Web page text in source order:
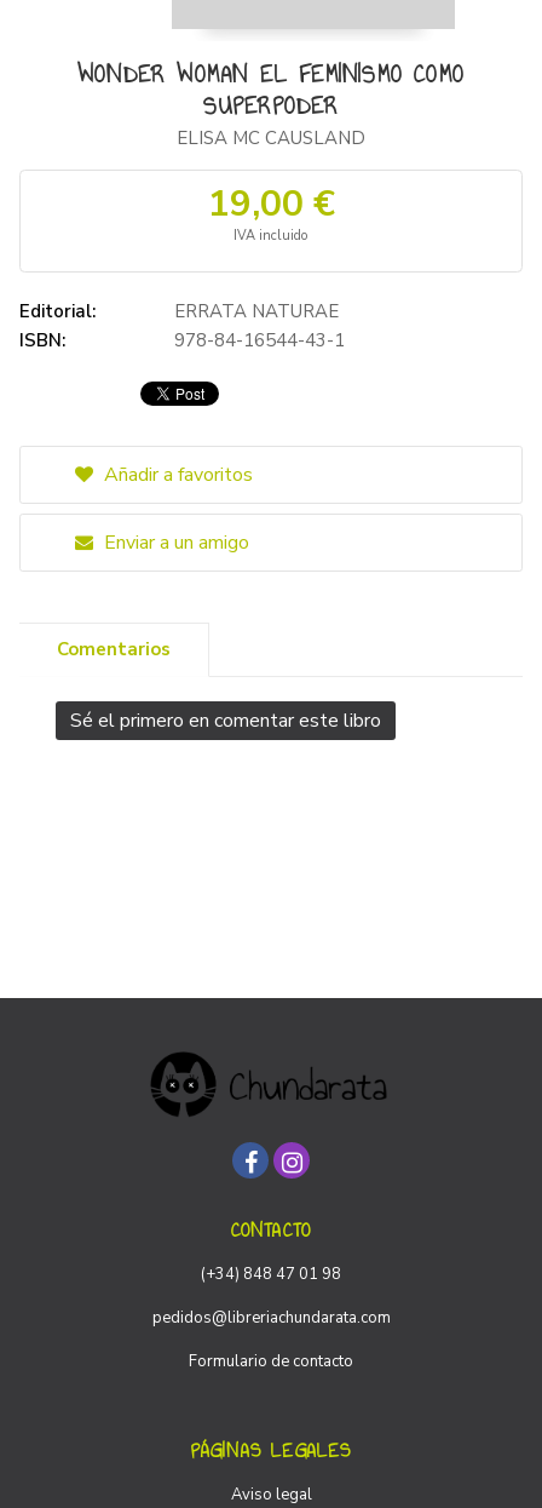
WONDER WOMAN EL FEMINISMO COMO
SUPERPODER
ELISA MC CAUSLAND
19,00 €
IVA incluido
Editorial:
ERRATA NATURAE
ISBN:
978-84-16544-43-1
Añadir a favoritos
Enviar a un amigo
Comentarios
Sé el primero en comentar este libro
CONTACTO
(+34) 848 47 01 98
pedidos@libreriachundarata.com
Formulario de contacto
PÁGINAS LEGALES
Aviso legal